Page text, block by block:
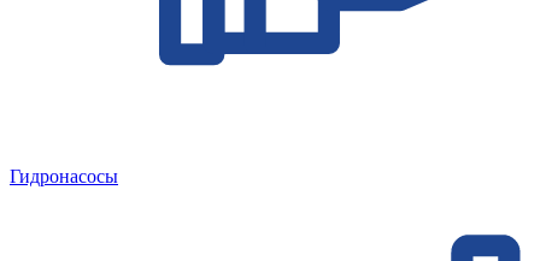
Гидронасосы